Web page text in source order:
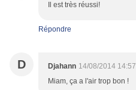
Il est très réussi!
Répondre
D Djahann 14/08/2014 14:57
Miam, ça a l'air trop bon !